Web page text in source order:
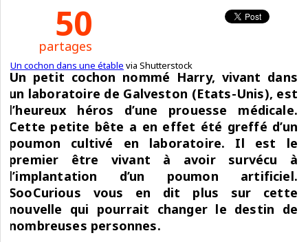
50
partages
Un cochon dans une étable via Shutterstock
Un petit cochon nommé Harry, vivant dans
un laboratoire de Galveston (Etats-Unis), est
l’heureux héros d’une prouesse médicale.
Cette petite bête a en effet été greffé d’un
poumon cultivé en laboratoire. Il est le
premier être vivant à avoir survécu à
l’implantation d’un poumon artificiel.
SooCurious vous en dit plus sur cette
nouvelle qui pourrait changer le destin de
nombreuses personnes.